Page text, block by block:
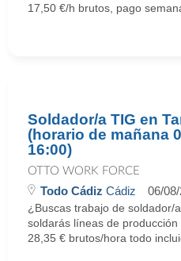
17,50 €/h brutos, pago
Soldador/a TIG en
(horario de mañana
16:00)
OTTO WORK FORCE
Todo Cádiz Cádiz 06/
¿Buscas trabajo de soldador/
soldarás líneas de
28,35 € brutos/hora todo